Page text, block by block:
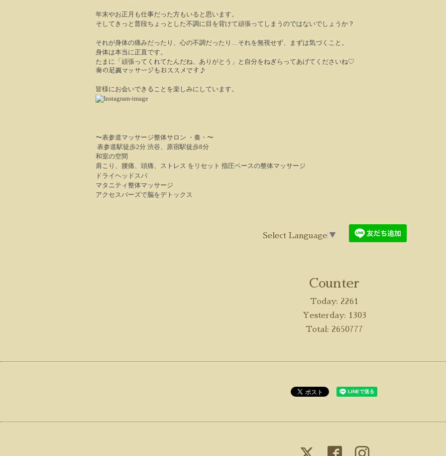
年末やお正月も仕事だった方もいると思います。
そしてきっと普段ちょっとした不調に目を背けて頑張ってしまうのではないでしょうか？
それが身体の痛みだったり、心の不調だったり …それを無視せず、まずは気づくこと。
身体は本当に正直です。
たまに「頑張ってくれてたんだね、ありがとう」と自分をねぎらってあげてくださいね♡
奏の足裏マッサージもおススメです♪
皆様にお会いできることを楽しみにしています。
〜表参道マッサージ整体サロン ・奏・〜
表参道駅徒歩2分 渋谷、原宿駅徒歩8分
和室の空間
肩こり、腰痛、頭痛、ストレス をリセット 指圧ベースの整体マッサージ
ドライヘッドスパ
マタニティ整体マッサージ
アクセスバーズで脳をデトックス
Select Language ▼
Counter
Today: 2261
Yesterday: 1303
Total: 2650777